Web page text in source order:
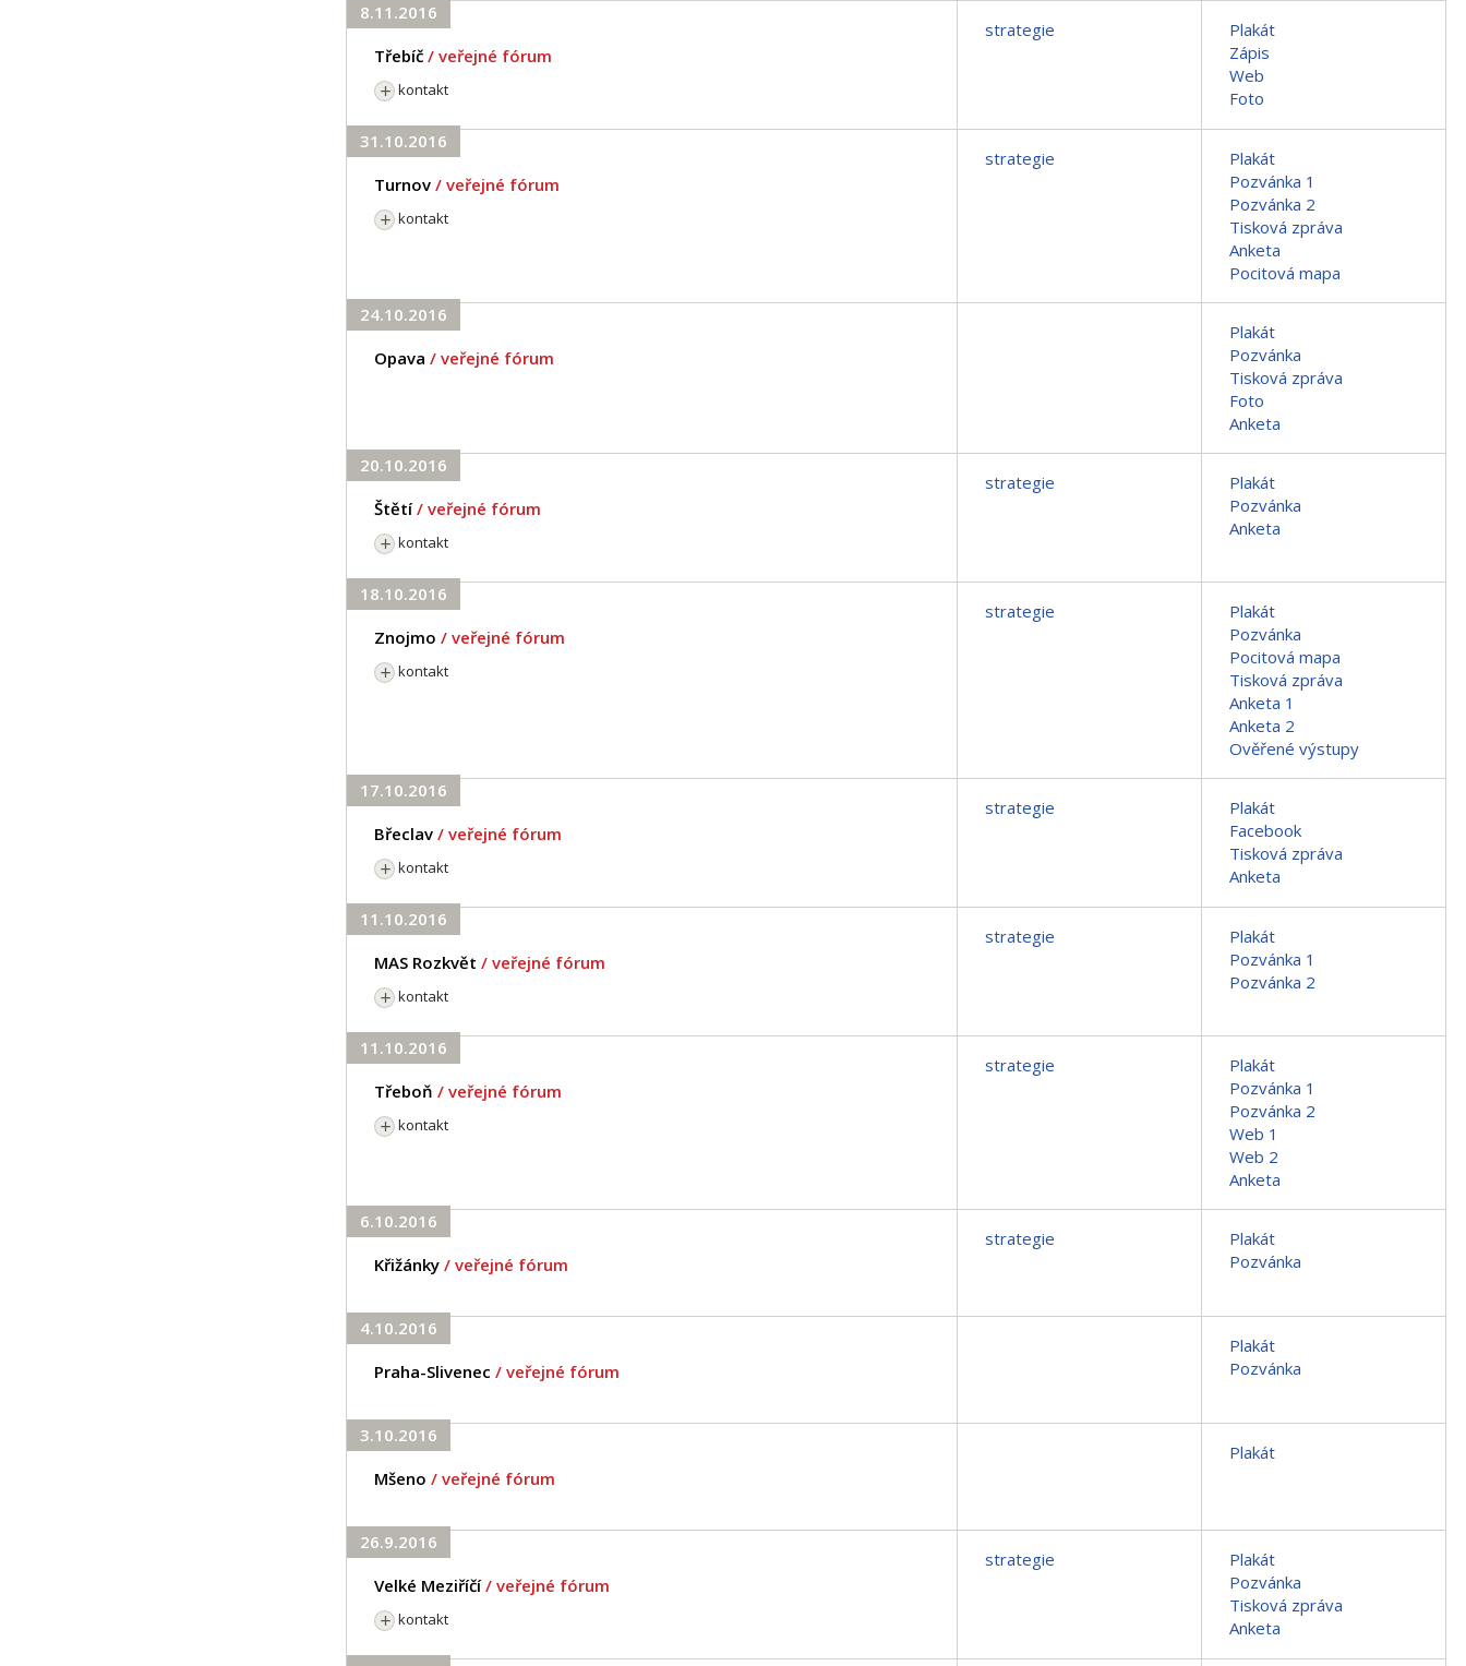
8.11.2016
Třebíč / veřejné fórum
kontakt
strategie
Plakát
Zápis
Web
Foto
31.10.2016
Turnov / veřejné fórum
kontakt
strategie
Plakát
Pozvánka 1
Pozvánka 2
Tisková zpráva
Anketa
Pocitová mapa
24.10.2016
Opava / veřejné fórum
Plakát
Pozvánka
Tisková zpráva
Foto
Anketa
20.10.2016
Štětí / veřejné fórum
kontakt
strategie
Plakát
Pozvánka
Anketa
18.10.2016
Znojmo / veřejné fórum
kontakt
strategie
Plakát
Pozvánka
Pocitová mapa
Tisková zpráva
Anketa 1
Anketa 2
Ověřené výstupy
17.10.2016
Břeclav / veřejné fórum
kontakt
strategie
Plakát
Facebook
Tisková zpráva
Anketa
11.10.2016
MAS Rozkvět / veřejné fórum
kontakt
strategie
Plakát
Pozvánka 1
Pozvánka 2
11.10.2016
Třeboň / veřejné fórum
kontakt
strategie
Plakát
Pozvánka 1
Pozvánka 2
Web 1
Web 2
Anketa
6.10.2016
Křižánky / veřejné fórum
strategie
Plakát
Pozvánka
4.10.2016
Praha-Slivenec / veřejné fórum
Plakát
Pozvánka
3.10.2016
Mšeno / veřejné fórum
Plakát
26.9.2016
Velké Meziříčí / veřejné fórum
kontakt
strategie
Plakát
Pozvánka
Tisková zpráva
Anketa